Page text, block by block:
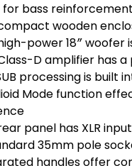
for bass
wooden
power 18″ woofer
D amplifier has
processing is built
Mode function
panel has XLR
35mm pole
handles offer